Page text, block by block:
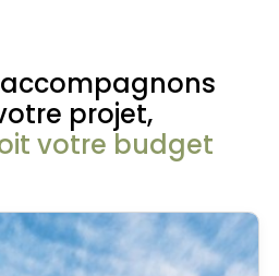
projet,
votre budget